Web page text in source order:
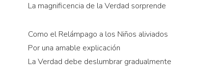
La magnificencia de la Verdad sorprende
Como el Relámpago a los Niños aliviados
Por una amable explicación
La Verdad debe deslumbrar gradualmente